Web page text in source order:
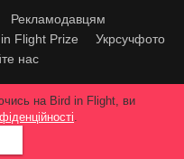
Рекламодавцям
Flight Prize
Укрсучфото
нас
тільки за згодою
In Flight.
на Bird in Flight, ви
.